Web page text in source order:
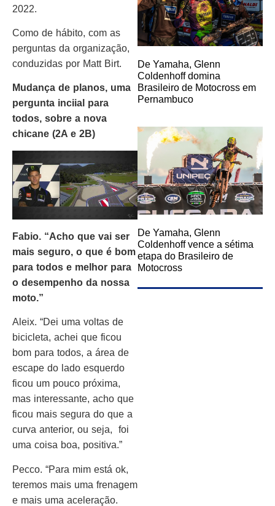
2022.
Como de hábito, com as
perguntas da organização,
conduzidas por Matt Birt.
Mudança de planos, uma
pergunta inciial para
todos, sobre a nova
chicane (2A e 2B)
Fabio. “Acho que vai ser
mais seguro, o que é bom
para todos e melhor para
o desempenho da nossa
moto.”
Aleix. “Dei uma voltas de
bicicleta, achei que ficou
bom para todos, a área de
escape do lado esquerdo
ficou um pouco próxima,
mas interessante, acho que
ficou mais segura do que a
curva anterior, ou seja, foi
uma coisa boa, positiva.”
Pecco. “Para mim está ok,
teremos mais uma frenagem
e mais uma aceleração.
De Yamaha, Glenn
Coldenhoff domina
Brasileiro de Motocross em
Pernambuco
De Yamaha, Glenn
Coldenhoff vence a sétima
etapa do Brasileiro de
Motocross